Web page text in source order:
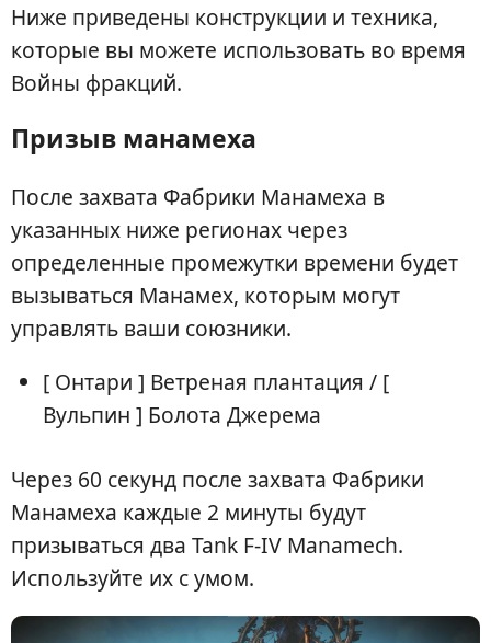
Ниже приведены конструкции и техника,
которые вы можете использовать во время
Войны фракций.
Призыв манамеха
После захвата Фабрики Манамеха в
указанных ниже регионах через
определенные промежутки времени будет
вызываться Манамех, которым могут
управлять ваши союзники.
[ Онтари ] Ветреная плантация / [
Вульпин ] Болота Джерема
Через 60 секунд после захвата Фабрики
Манамеха каждые 2 минуты будут
призываться два Tank F-IV Manamech.
Используйте их с умом.